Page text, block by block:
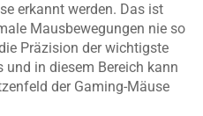
erkannt werden. Das ist
Mausbewegungen nie so
Präzision der wichtigste
und in diesem Bereich kann
der Gaming-Mäuse